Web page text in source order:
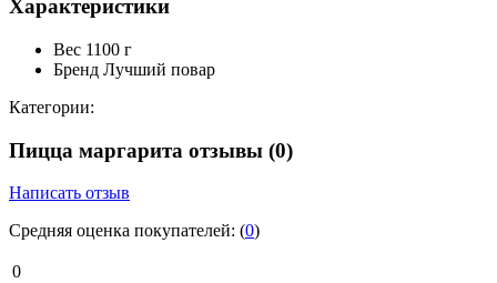
Характеристики
Вес 1100 г
Бренд Лучший повар
Категории:
Пицца маргарита отзывы (0)
Написать отзыв
Средняя оценка покупателей: (0)
0